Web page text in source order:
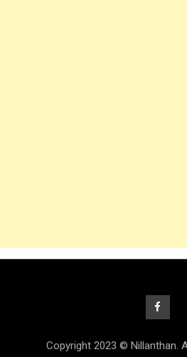
Copyright 2023 © Nillanthan.